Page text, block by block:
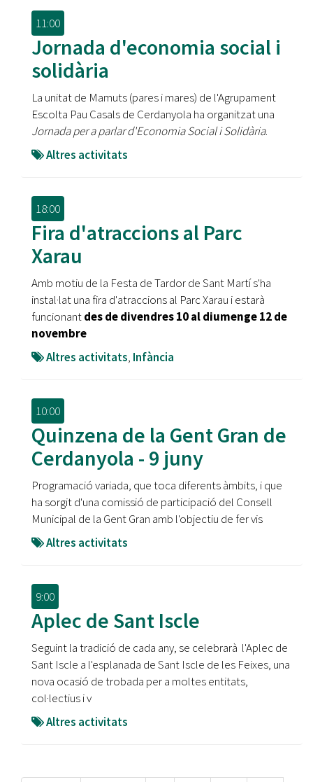
11:00
Jornada d'economia social i
solidària
La unitat de Mamuts (pares i mares) de l'Agrupament
Escolta Pau Casals de Cerdanyola ha organitzat una
Jornada per a parlar d'Economia Social i Solidària.
Altres activitats
18:00
Fira d'atraccions al Parc
Xarau
Amb motiu de la Festa de Tardor de Sant Martí s'ha
instal·lat una fira d'atraccions al Parc Xarau i estarà
funcionantdes de divendres 10 al diumenge 12 de
novembre
Altres activitats, Infància
10:00
Quinzena de la Gent Gran de
Cerdanyola - 9 juny
Programació variada, que toca diferents àmbits, i que
ha sorgit d'una comissió de participació del Consell
Municipal de la Gent Gran amb l'objectiu de fer vis
Altres activitats
9:00
Aplec de Sant Iscle
Seguint la tradició de cada any, se celebrarà l'Aplec de
Sant Iscle a l'esplanada de Sant Iscle de les Feixes, una
nova ocasió de trobada per a moltes entitats,
col·lectius i v
Altres activitats